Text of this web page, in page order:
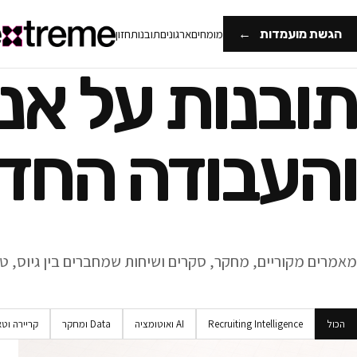
הגשת מועמדות ← מומחיםארגוניםתובנותחזון
תובנות על
והעבודה
מאמרים מקוריים, מחקר, סקרים ושיחות שמחברים בין גיוס,
הכול Recruiting Intelligence AI ואוטומציה Data ומחקר קריירה